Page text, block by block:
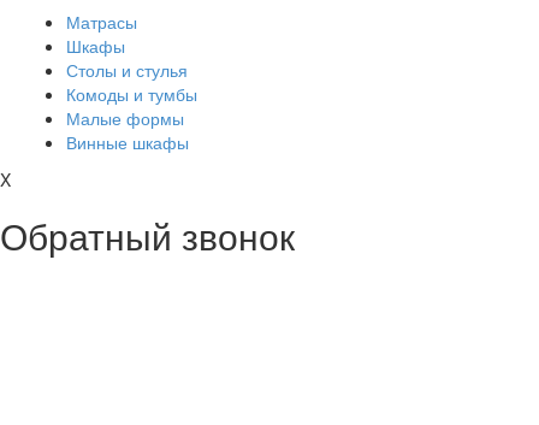
Матрасы
Шкафы
Столы и стулья
Комоды и тумбы
Малые формы
Винные шкафы
X
Обратный звонок